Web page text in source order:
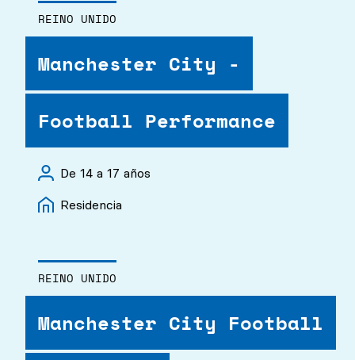
REINO UNIDO
Manchester City -
Football Performance
De 14 a 17 años
Residencia
REINO UNIDO
Manchester City Football